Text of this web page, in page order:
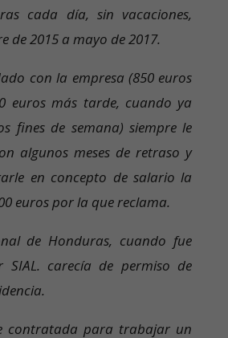
cada día, sin vacaciones,
de 2015 a mayo de 2017.
con la empresa (850 euros
euros más tarde, cuando ya
fines de semana) siempre le
algunos meses de retraso y
en concepto de salario la
euros por la que reclama.
de Honduras, cuando fue
carecía de permiso de
contratada para trabajar un